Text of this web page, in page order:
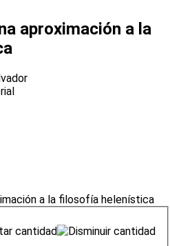
aproximación a la